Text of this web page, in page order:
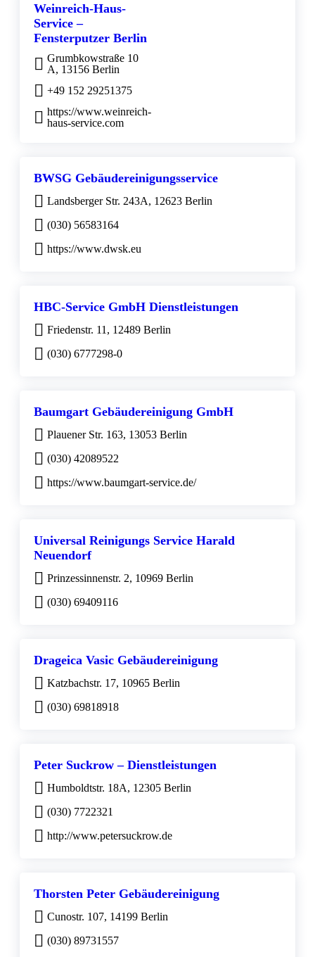
Weinreich-Haus-
Service –
Fensterputzer Berlin
Grumbkowstraße 10
A, 13156 Berlin
+49 152 29251375
https://www.weinreich-
haus-service.com
BWSG Gebäudereinigungsservice
Landsberger Str. 243A, 12623 Berlin
(030) 56583164
https://www.dwsk.eu
HBC-Service GmbH Dienstleistungen
Friedenstr. 11, 12489 Berlin
(030) 6777298-0
Baumgart Gebäudereinigung GmbH
Plauener Str. 163, 13053 Berlin
(030) 42089522
https://www.baumgart-service.de/
Universal Reinigungs Service Harald
Neuendorf
Prinzessinnenstr. 2, 10969 Berlin
(030) 69409116
Drageica Vasic Gebäudereinigung
Katzbachstr. 17, 10965 Berlin
(030) 69818918
Peter Suckrow – Dienstleistungen
Humboldtstr. 18A, 12305 Berlin
(030) 7722321
http://www.petersuckrow.de
Thorsten Peter Gebäudereinigung
Cunostr. 107, 14199 Berlin
(030) 89731557